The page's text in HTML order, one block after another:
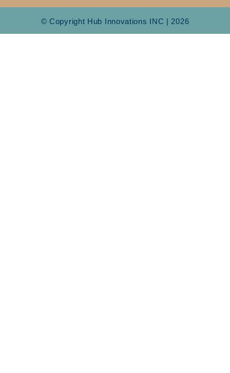
© Copyright Hub Innovations INC | 2026